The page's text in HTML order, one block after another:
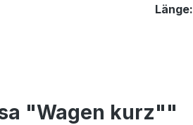
Länge:
"Wagen kurz""